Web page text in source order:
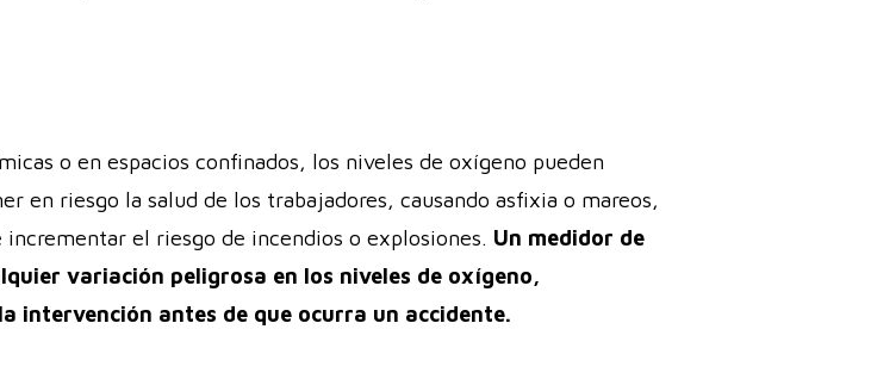
o en espacios confinados, los niveles de oxígeno pueden
en riesgo la salud de los trabajadores, causando asfixia o mareos,
el riesgo de incendios o explosiones. Un medidor de
variación peligrosa en los niveles de oxígeno,
intervención antes de que ocurra un accidente.